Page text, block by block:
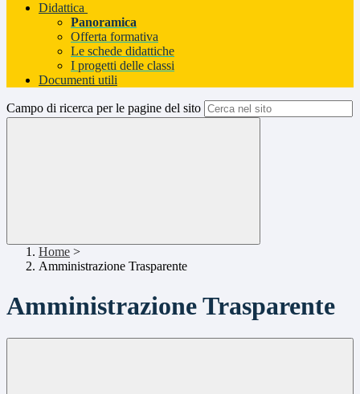
Didattica
Panoramica
Offerta formativa
Le schede didattiche
I progetti delle classi
Documenti utili
Campo di ricerca per le pagine del sito
Home >
Amministrazione Trasparente
Amministrazione Trasparente